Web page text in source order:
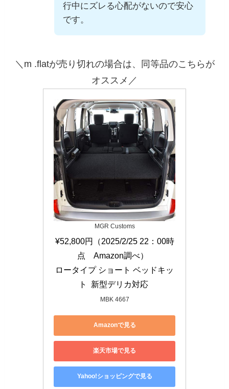
行中にズレる心配がないので安心
です。
＼m .flatが売り切れの場合は、同等品のこちらが
オススメ／
MGR Customs
¥52,800円（2025/2/25 22：00時
点　Amazon調べ）
ロータイプ ショート ベッドキッ
ト  新型デリカ対応
MBK 4667
Amazonで見る
楽天市場で見る
Yahoo!ショッピングで見る